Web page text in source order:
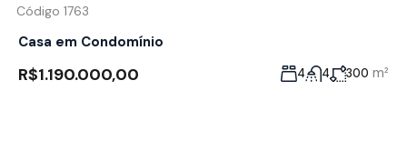
Código 1763
Casa em Condomínio
R$1.190.000,00 4 4 300 m²